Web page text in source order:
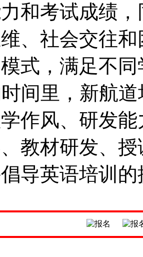
和考试成绩
、社会交往
式，满足不
间里，新航
作风、研发
教材研发、
导英语培训的